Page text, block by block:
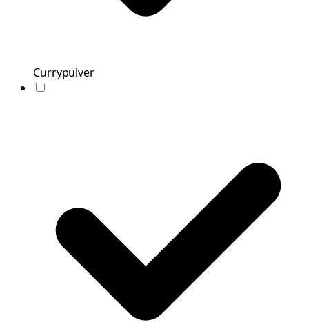
Currypulver